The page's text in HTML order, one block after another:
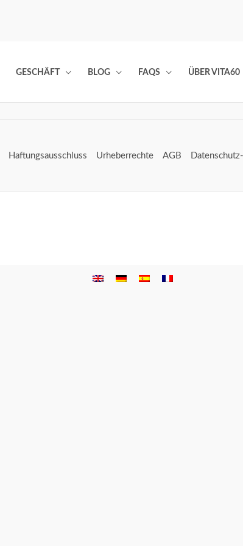
GESCHÄFT BLOG FAQS ÜBER VITA60
Haftungsausschluss Urheberrechte AGB